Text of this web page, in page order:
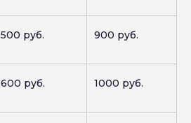
500 руб. 900 руб.
600 руб. 1000 руб.